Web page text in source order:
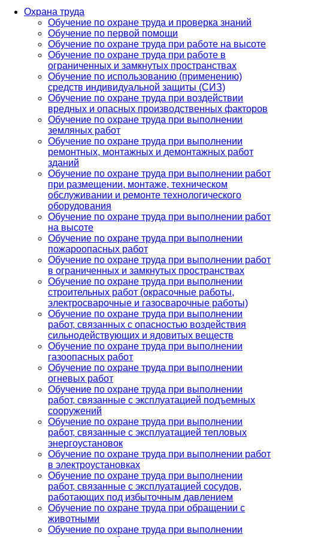
Охрана труда
Обучение по охране труда и проверка знаний
Обучение по первой помощи
Обучение по охране труда при работе на высоте
Обучение по охране труда при работе в
ограниченных и замкнутых пространствах
Обучение по использованию (применению)
средств индивидуальной защиты (СИЗ)
Обучение по охране труда при воздействии
вредных и опасных производственных факторов
Обучение по охране труда при выполнении
земляных работ
Обучение по охране труда при выполнении
ремонтных, монтажных и демонтажных работ
зданий
Обучение по охране труда при выполнении работ
при размещении, монтаже, техническом
обслуживании и ремонте технологического
оборудования
Обучение по охране труда при выполнении работ
на высоте
Обучение по охране труда при выполнении
пожароопасных работ
Обучение по охране труда при выполнении работ
в ограниченных и замкнутых пространствах
Обучение по охране труда при выполнении
строительных работ (окрасочные работы,
электросварочные и газосварочные работы)
Обучение по охране труда при выполнении
работ, связанных с опасностью воздействия
сильнодействующих и ядовитых веществ
Обучение по охране труда при выполнении
газоопасных работ
Обучение по охране труда при выполнении
огневых работ
Обучение по охране труда при выполнении
работ, связанные с эксплуатацией подъемных
сооружений
Обучение по охране труда при выполнении
работ, связанные с эксплуатацией тепловых
энергоустановок
Обучение по охране труда при выполнении работ
в электроустановках
Обучение по охране труда при выполнении
работ, связанные с эксплуатацией сосудов,
работающих под избыточным давлением
Обучение по охране труда при обращении с
животными
Обучение по охране труда при выполнении